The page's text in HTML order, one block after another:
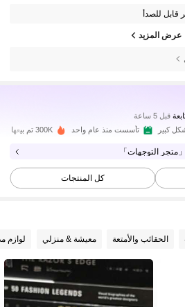
قابل للصدأ
عرض المزيد
كبير تأسست منذ عام واحد 300K تم بيعها مؤخرًا
「متجر التوجهات」
كل المنتجات
الحقائب والأمتعة معيشة & منزلي لوازم